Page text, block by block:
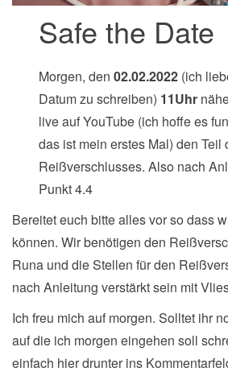
Safe the Date
Morgen, den02.02.2022 (ich
Datum zu schreiben) 11Uhr
live auf YouTube (ich hoffe es
das ist mein erstes Mal) den Teil
Reißverschlusses. Also nach
Punkt 4.4
Bereitet euch bitte alles vor so dass
können. Wir benötigen den
Runa und die Stellen für den
nach Anleitung verstärkt sein mit
Ich freu mich auf morgen. Solltet ihr
auf die ich morgen eingehen soll
einfach hier drunter ins